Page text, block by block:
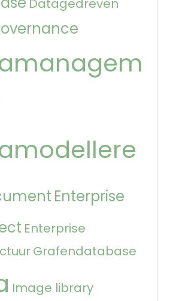
Datagedreven
Enterprise
Enterprise
Grafendatabase
Image library